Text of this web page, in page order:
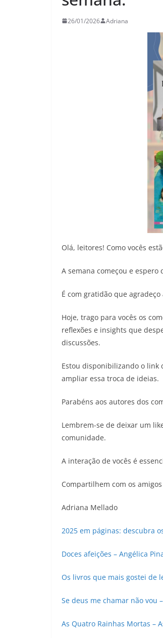
26/01/2026 Adriana
Olá, leitores! Como vocês
A semana começou e
É com gratidão que
Hoje, trago para vocês os
reflexões e insights que
discussões.
Estou disponibilizando o link
ampliar essa troca de ideias.
Parabéns aos autores dos
Lembrem-se de deixar um
comunidade.
A interação de vocês é
Compartilhem com os
Adriana Mellado
2025 em páginas: descubra
Doces afeições – Angélica
Os livros que mais gostei de
Se deus me chamar não vou
As Quatro Rainhas Mortas –